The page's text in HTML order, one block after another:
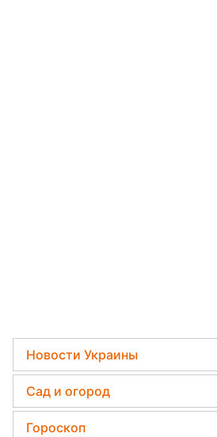
Новости Украины
Телеграм новости Украины
Пенсии в Украине
Сад и огород
Садовод назвал самое
Гороскоп